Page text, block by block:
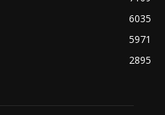
6035
5971
2895